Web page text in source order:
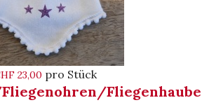
23,00 pro Stück
Fliegenhaube